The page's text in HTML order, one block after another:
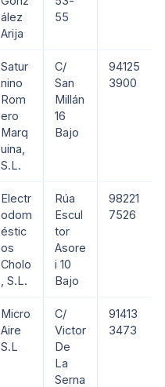
ález
Arija
55
Satur
nino
Rom
ero
Marq
uina,
S.L.
C/
San
Millán
16
Bajo
94125
3900
Electr
odom
éstic
os
Cholo
, S.L.
Rúa
Escul
tor
Asore
i 10
Bajo
98221
7526
Micro
Aire
S.L
C/
Victor
De
La
Serna
91413
3473